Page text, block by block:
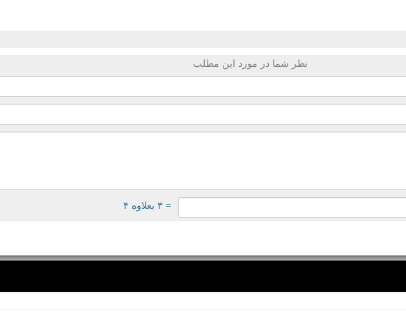
نظر شما در مورد این مطلب
= ۳ بعلاوه ۴